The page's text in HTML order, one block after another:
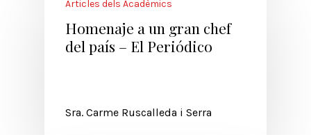
Articles dels Acadèmics
Homenaje a un gran chef
del país – El Periódico
Sra. Carme Ruscalleda i Serra